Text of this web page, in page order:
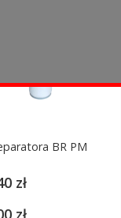
BR PM
zł
zł